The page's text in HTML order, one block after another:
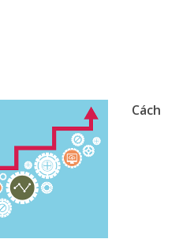
Cách